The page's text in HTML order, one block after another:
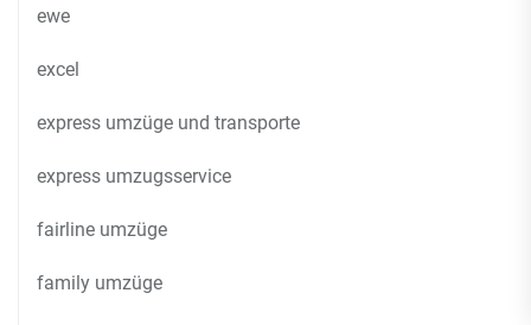
ewe
excel
express umzüge und transporte
express umzugsservice
fairline umzüge
family umzüge